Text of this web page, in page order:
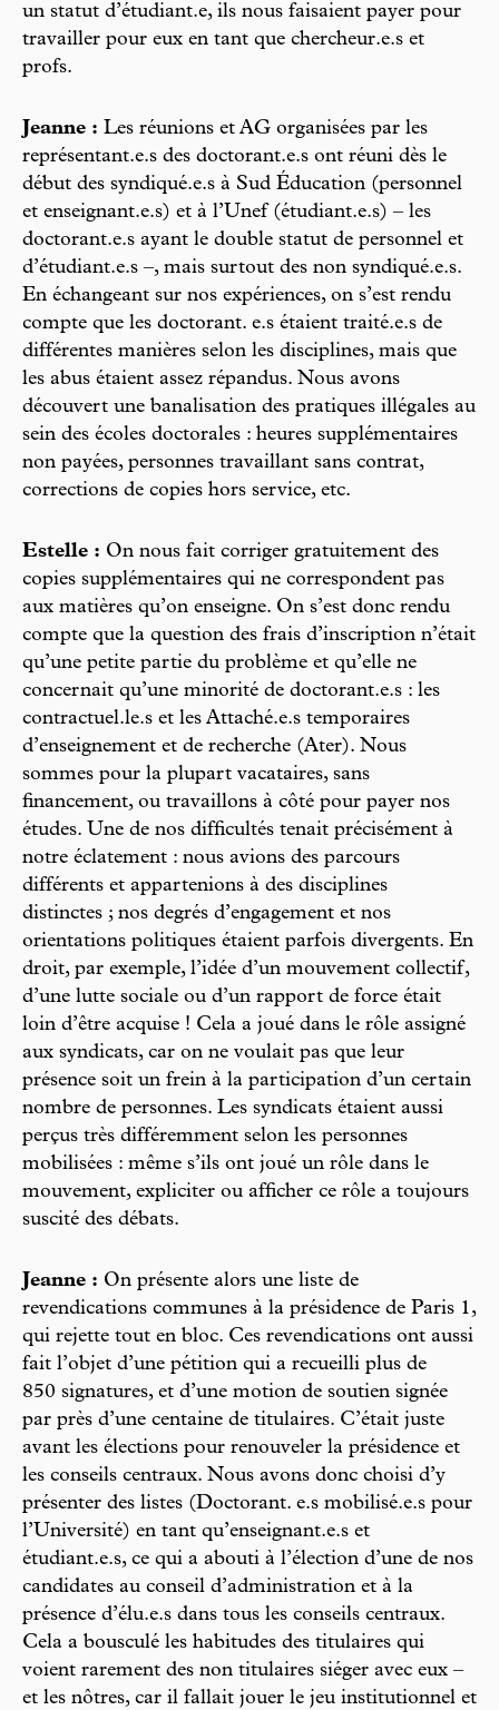
un statut d’étudiant.e, ils nous faisaient payer pour
travailler pour eux en tant que chercheur.e.s et
profs.
Jeanne : Les réunions et AG organisées par les
représentant.e.s des doctorant.e.s ont réuni dès le
début des syndiqué.e.s à Sud Éducation (personnel
et enseignant.e.s) et à l’Unef (étudiant.e.s) – les
doctorant.e.s ayant le double statut de personnel et
d’étudiant.e.s –, mais surtout des non syndiqué.e.s.
En échangeant sur nos expériences, on s’est rendu
compte que les doctorant. e.s étaient traité.e.s de
différentes manières selon les disciplines, mais que
les abus étaient assez répandus. Nous avons
découvert une banalisation des pratiques illégales au
sein des écoles doctorales : heures supplémentaires
non payées, personnes travaillant sans contrat,
corrections de copies hors service, etc.
Estelle : On nous fait corriger gratuitement des
copies supplémentaires qui ne correspondent pas
aux matières qu’on enseigne. On s’est donc rendu
compte que la question des frais d’inscription n’était
qu’une petite partie du problème et qu’elle ne
concernait qu’une minorité de doctorant.e.s : les
contractuel.le.s et les Attaché.e.s temporaires
d’enseignement et de recherche (Ater). Nous
sommes pour la plupart vacataires, sans
financement, ou travaillons à côté pour payer nos
études. Une de nos difficultés tenait précisément à
notre éclatement : nous avions des parcours
différents et appartenions à des disciplines
distinctes ; nos degrés d’engagement et nos
orientations politiques étaient parfois divergents. En
droit, par exemple, l’idée d’un mouvement collectif,
d’une lutte sociale ou d’un rapport de force était
loin d’être acquise ! Cela a joué dans le rôle assigné
aux syndicats, car on ne voulait pas que leur
présence soit un frein à la participation d’un certain
nombre de personnes. Les syndicats étaient aussi
perçus très différemment selon les personnes
mobilisées : même s’ils ont joué un rôle dans le
mouvement, expliciter ou afficher ce rôle a toujours
suscité des débats.
Jeanne : On présente alors une liste de
revendications communes à la présidence de Paris 1,
qui rejette tout en bloc. Ces revendications ont aussi
fait l’objet d’une pétition qui a recueilli plus de
850 signatures, et d’une motion de soutien signée
par près d’une centaine de titulaires. C’était juste
avant les élections pour renouveler la présidence et
les conseils centraux. Nous avons donc choisi d’y
présenter des listes (Doctorant. e.s mobilisé.e.s pour
l’Université) en tant qu’enseignant.e.s et
étudiant.e.s, ce qui a abouti à l’élection d’une de nos
candidates au conseil d’administration et à la
présence d’élu.e.s dans tous les conseils centraux.
Cela a bousculé les habitudes des titulaires qui
voient rarement des non titulaires siéger avec eux –
et les nôtres, car il fallait jouer le jeu institutionnel et